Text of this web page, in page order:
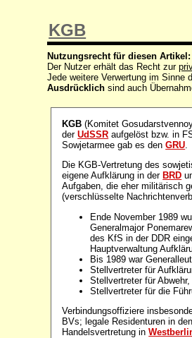
KGB
Nutzungsrecht für diesen Artikel:
Der Nutzer erhält das Recht zur
Jede weitere Verwertung im
Ausdrücklich sind auch
KGB (Komitet
derUdSSR aufgelöst bzw. in
Sowjetarmee gab es denGRU
Die KGB-Vertretung des
eigene Aufklärung in der BRD
Aufgaben, die eher militärisch
(verschlüsselte
Ende November 1989
Generalmajor
des KfS in der DDR
Hauptverwaltung
Bis 1989 war
Stellvertreter für
Stellvertreter für
Stellvertreter für die
Verbindungsoffiziere
BVs; legale Residenturen in
Handelsvertretung in